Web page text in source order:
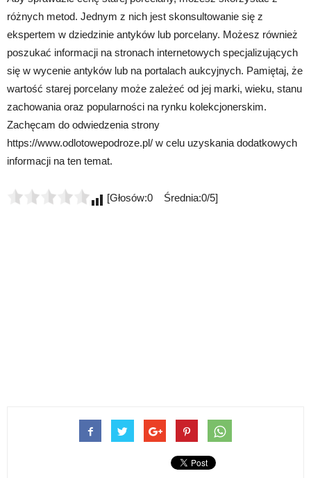
różnych metod. Jednym z nich jest skonsultowanie się z
ekspertem w dziedzinie antyków lub porcelany. Możesz również
poszukać informacji na stronach internetowych specjalizujących
się w wycenie antyków lub na portalach aukcyjnych. Pamiętaj, że
wartość starej porcelany może zależeć od jej marki, wieku, stanu
zachowania oraz popularności na rynku kolekcjonerskim.
Zachęcam do odwiedzenia strony
https://www.odlotowepodroze.pl/ w celu uzyskania dodatkowych
informacji na ten temat.
[Głosów:0 Średnia:0/5]